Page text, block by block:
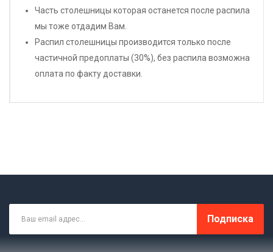
Часть столешницы которая останется после распила
мы тоже отдадим Вам.
Распил столешницы производится только после
частичной предоплаты (30%), без распила возможна
оплата по факту доставки.
Подписка